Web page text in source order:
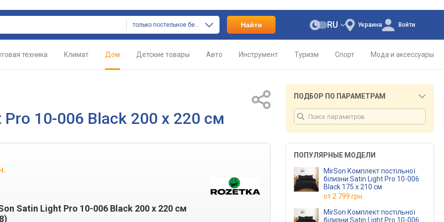
только постельное белье Найти Украина
RU Войти
техника Климат Дом Детские товары Авто Инструмент Туризм Спорт Мода и аксессуары
10-006 Black 200 x 220 см
Satin Light Pro 10-006 Black 200 x 220 см
ПОДБОР ПО ПАРАМЕТРАМ
ПОПУЛЯРНЫЕ МОДЕЛИ
MirSon Комплект постільної
білизни Satin Light Pro 10-006
Black 175 x 210 см
от2 799 грн.
MirSon Комплект постільної
білизни Satin Light Pro 10-006